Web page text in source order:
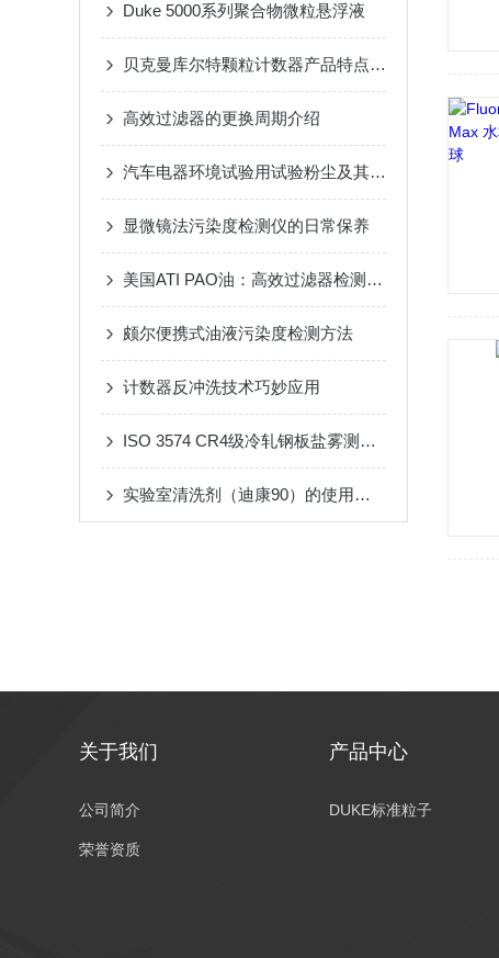
Duke 5000系列聚合物微粒悬浮液
贝克曼库尔特颗粒计数器产品特点简介
高效过滤器的更换周期介绍
汽车电器环境试验用试验粉尘及其要求
显微镜法污染度检测仪的日常保养
美国ATI PAO油：高效过滤器检测领域的安全卫士
颇尔便携式油液污染度检测方法
计数器反冲洗技术巧妙应用
ISO 3574 CR4级冷轧钢板盐雾测试片使用说明
实验室清洗剂（迪康90）的使用说明
关于我们
公司简介
荣誉资质
产品中心
DUKE标准粒子